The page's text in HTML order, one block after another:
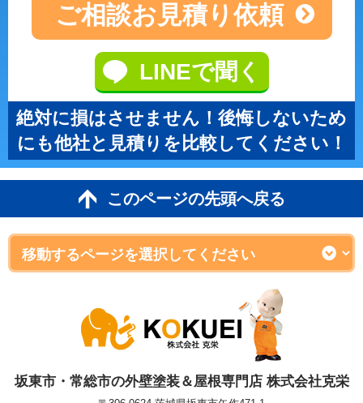
ご相談お見積り依頼
LINEで聞く
絶対に損はさせません！後悔しないため
にも他社と見積りを比較してください！
このページの先頭へ戻る
坂東市・常総市の外壁塗装＆屋根専門店 株式会社克栄